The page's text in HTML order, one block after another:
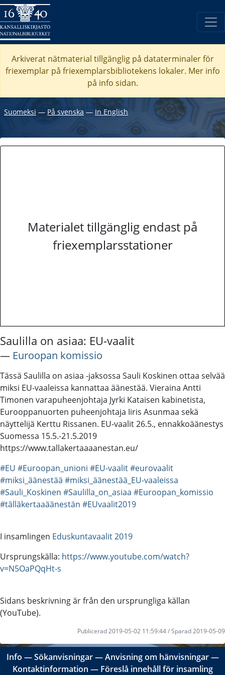
Arkiverat nätmaterial tillgänglig på dataterminaler för
friexemplar på friexemplarsbibliotekens lokaler. Mer info
på info sidan.
Suomeksi ― På svenska ― In English
Materialet tillgänglig endast på
friexemplarsstationer
Saulilla on asiaa: EU-vaalit
― Euroopan komissio
Tässä Saulilla on asiaa -jaksossa Sauli Koskinen ottaa selvää
miksi EU-vaaleissa kannattaa äänestää. Vieraina Antti
Timonen varapuheenjohtaja Jyrki Kataisen kabinetista,
Eurooppanuorten puheenjohtaja Iiris Asunmaa sekä
näyttelijä Kerttu Rissanen. EU-vaalit 26.5., ennakkoäänestys
Suomessa 15.5.-21.5.2019
https://www.tallakertaaaanestan.eu/
#EU #Euroopan_unioni #EU-vaalit#eurovaalit
#miksi_äänestää #miksi_äänestää_EU-vaaleissa
#Sauli_Koskinen #Saulilla_on_asiaa #Euroopan_komissio
#tälläkertaaäänestän #EUvaalit2019
I insamlingen Eduskuntavaalit 2019
Ursprungskälla: https://www.youtube.com/watch?
v=N5OaPQqHt-s
Sidans beskrivning är från den ursprungliga källan
(YouTube).
Publicerad 2019-05-02 11:59:44 / Sparad 2019-05-09
Info ―Sökanvisningar―Anvisning om hänvisningar―
Kontaktinformation ― Föreslå innehåll för insamling